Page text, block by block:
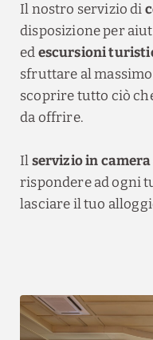
Il nostro servizio di
disposizione per
edescursioni
sfruttare al
scoprire tutto ciò
da offrire.
Ilservizio in camera
rispondere ad ogni
lasciare il tuo